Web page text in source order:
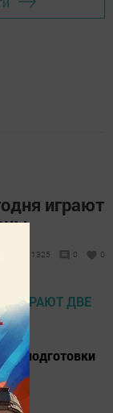
играют
1325 0 0
подготовки